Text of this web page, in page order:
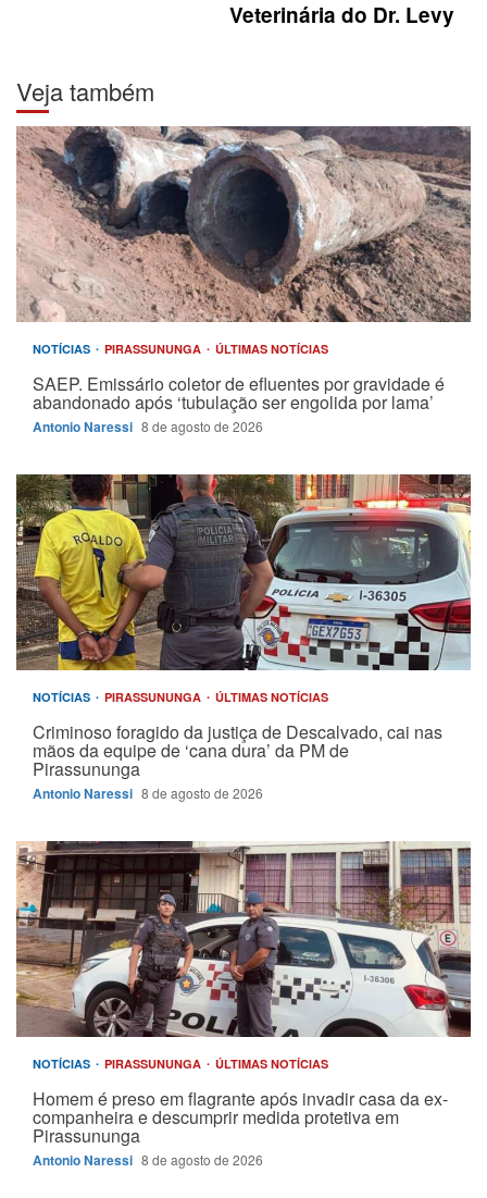
Veterinária do Dr. Levy
Veja também
NOTÍCIAS PIRASSUNUNGA ÚLTIMAS NOTÍCIAS
SAEP. Emissário coletor de efluentes por gravidade é
abandonado após ‘tubulação ser engolida por lama’
Antonio Naressi 8 de agosto de 2026
NOTÍCIAS PIRASSUNUNGA ÚLTIMAS NOTÍCIAS
Criminoso foragido da justiça de Descalvado, cai nas
mãos da equipe de ‘cana dura’ da PM de
Pirassununga
Antonio Naressi 8 de agosto de 2026
NOTÍCIAS PIRASSUNUNGA ÚLTIMAS NOTÍCIAS
Homem é preso em flagrante após invadir casa da ex-
companheira e descumprir medida protetiva em
Pirassununga
Antonio Naressi 8 de agosto de 2026